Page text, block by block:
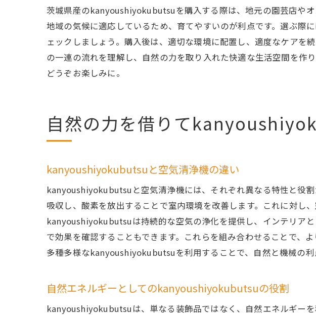
初心者におすすめの
初めての
kanyoushiyokubutsu
初心者にもできる簡
kanyoushiyokubutsuが
日常生活に取り入れ
kanyoushiyokubutsu
空気清浄効果に優れ
kanyoushiyokubutsu
kanyoushiyokubutsu
茨城県産のkanyoushiyokubutsuを購入する際は、地元の園芸店や
地域の気候に適応しているため、育てやすいのが利点です。選ぶ際
ェックしましょう。購入後は、適切な環境に配置し、適度なケアを
の一連の流れを理解し、自然の力を取り入れた快適な生活空間を作
どうぞお楽しみに。
自然の力を借りて
kanyoushiyokubutsuと空気清浄機の違い
kanyoushiyokubutsuと空気清浄機には、それぞれ異なる特性と役
吸収し、酸素を放出することで室内環境を改善します。これに対し
kanyoushiyokubutsuは持続的な空気の浄化を提供し、インテリア
で効果を確認することもできます。これらを組み合わせることで、
多種多様なkanyoushiyokubutsuを利用することで、自然と機械の
自然エネルギーとしてのkanyoushiyokubutsuの役割
kanyoushiyokubutsuは、単なる装飾品ではなく、自然エネルギー